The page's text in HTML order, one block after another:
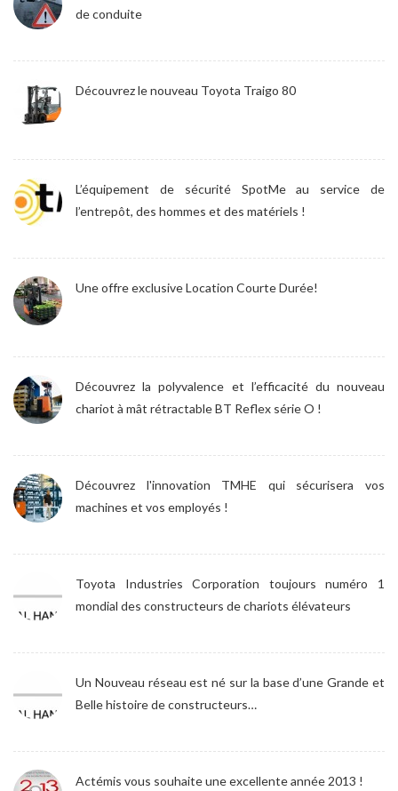
de conduite
Découvrez le nouveau Toyota Traigo 80
L’équipement de sécurité SpotMe au service de
l’entrepôt, des hommes et des matériels !
Une offre exclusive Location Courte Durée!
Découvrez la polyvalence et l’efficacité du nouveau
chariot à mât rétractable BT Reflex série O !
Découvrez l'innovation TMHE qui sécurisera vos
machines et vos employés !
Toyota Industries Corporation toujours numéro 1
mondial des constructeurs de chariots élévateurs
Un Nouveau réseau est né sur la base d’une Grande et
Belle histoire de constructeurs…
Actémis vous souhaite une excellente année 2013 !